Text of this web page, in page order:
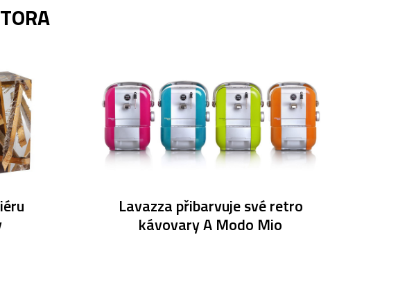
Lavazza přibarvuje své retro
kávovary A Modo Mio